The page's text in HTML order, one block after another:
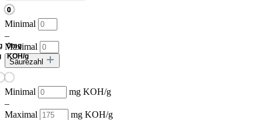
Minimal
–
Maximal
Säurezahl
Minimal
mg KOH/g
–
Maximal
mg KOH/g